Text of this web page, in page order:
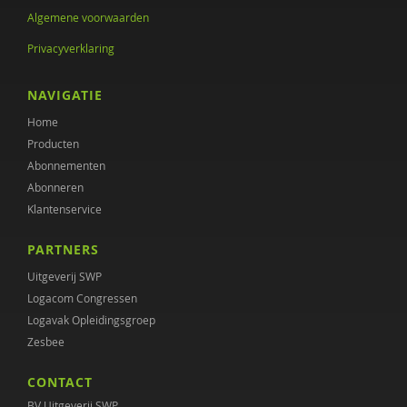
Andrè Hielkema
Max Huber
Nadja Jungmann
Mariël Kanne
Gerdie Kienhorst
Martijn Kikkert
Bauke Koekkoek
Mariken de Koning
Jack van der Kruijs
Pien Leendertse
Algemene voorwaarden
Privacyverklaring
NAVIGATIE
Home
Producten
Abonnementen
Abonneren
Klantenservice
PARTNERS
Uitgeverij SWP
Logacom Congressen
Logavak Opleidingsgroep
Zesbee
CONTACT